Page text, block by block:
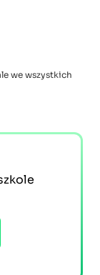
we wszystkich